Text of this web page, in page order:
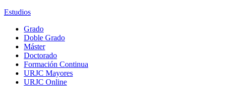
Estudios
Grado
Doble Grado
Máster
Doctorado
Formación Continua
URJC Mayores
URJC Online